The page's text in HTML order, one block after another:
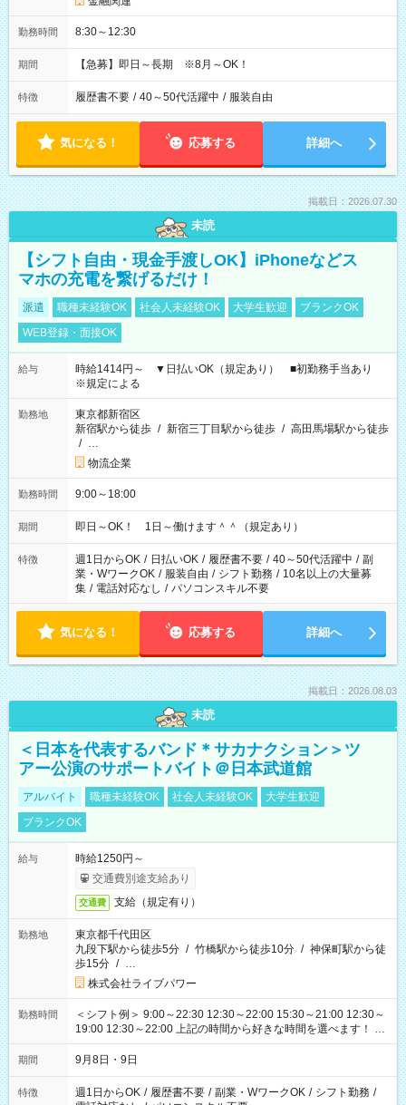
勤務時間 8:30～12:30
期間 【急募】即日～長期 ※8月～OK！
特徴 履歴書不要 / 40～50代活躍中 / 服装自由
気になる！ 応募する 詳細へ
掲載日：2026.07.30
未読
【シフト自由・現金手渡しOK】iPhoneなどス
マホの充電を繋げるだけ！
派遣 職種未経験OK 社会人未経験OK 大学生歓迎
ブランクOK
WEB登録・面接OK
給与
時給1414円～ ▼日払いOK（規定あり） ■初勤務手当あり
※規定による
勤務地
東京都新宿区
新宿駅から徒歩 / 新宿三丁目駅から徒歩 / 高田馬場駅から徒歩
/ …
物流企業
勤務時間 9:00～18:00
期間 即日～OK！ 1日～働けます＾＾（規定あり）
特徴 週1日からOK / 日払いOK / 履歴書不要 / 40～50代活躍中 / 副
業・WワークOK / 服装自由 / シフト勤務 / 10名以上の大量募
集 / 電話対応なし / パソコンスキル不要
気になる！ 応募する 詳細へ
掲載日：2026.08.03
未読
＜日本を代表するバンド＊サカナクション＞ツ
アー公演のサポートバイト＠日本武道館
アルバイト 職種未経験OK 社会人未経験OK
大学生歓迎
ブランクOK
給与
時給1250円～
交通費別途支給あり
交通費 支給（規定有り）
勤務地
東京都千代田区
九段下駅から徒歩5分 / 竹橋駅から徒歩10分 / 神保町駅から徒
歩15分 / …
株式会社ライブパワー
勤務時間
＜シフト例＞ 9:00～22:30 12:30～22:00 15:30～21:00 12:30～
19:00 12:30～22:00 上記の時間から好きな時間を選べます！ ※
時間は変更となる可能性があります
期間 9月8日・9日
特徴 週1日からOK / 履歴書不要 / 副業・WワークOK / シフト勤務 /